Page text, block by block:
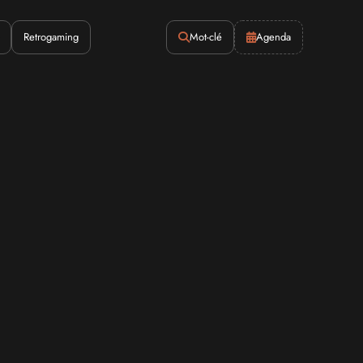
Retrogaming Mot-clé Agenda